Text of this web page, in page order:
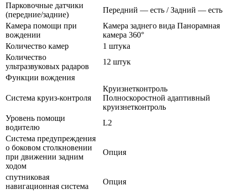
Парковочные датчики
(передние/задние)
Передний — есть / Задний — есть
Камера помощи при
вождении
Камера заднего вида Панорамная
камера 360°
Количество камер
1 штука
Количество
ультразвуковых радаров
12 штук
Функции вождения
Система круиз-контроля
Круизнетконтроль
Полноскоростной адаптивный
круизнетконтроль
Уровень помощи
водителю
L2
Система предупреждения
о боковом столкновении
при движении задним
ходом
Опция
спутниковая
навигационная система
Опция